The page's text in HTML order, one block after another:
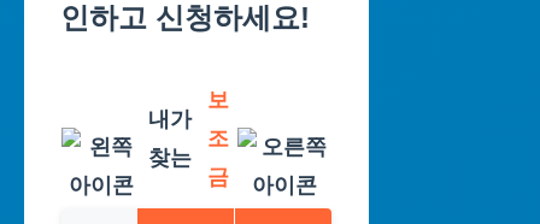
인하고 신청하세요!
내가
찾는
보
조
금